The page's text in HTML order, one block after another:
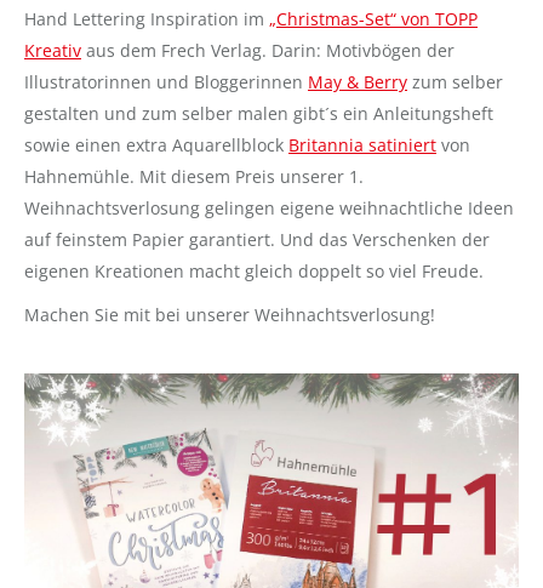
Hand Lettering Inspiration im „Christmas-Set“ von TOPP
Kreativ aus dem Frech Verlag. Darin: Motivbögen der
Illustratorinnen und Bloggerinnen May & Berry zum selber
gestalten und zum selber malen gibt´s ein Anleitungsheft
sowie einen extra Aquarellblock Britannia satiniert von
Hahnemühle. Mit diesem Preis unserer 1.
Weihnachtsverlosung gelingen eigene weihnachtliche Ideen
auf feinstem Papier garantiert. Und das Verschenken der
eigenen Kreationen macht gleich doppelt so viel Freude.
Machen Sie mit bei unserer Weihnachtsverlosung!